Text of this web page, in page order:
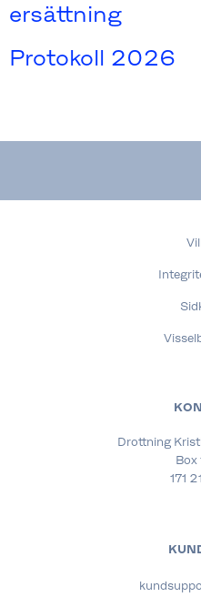
ersättning
Protokoll 2026
Drottning
171